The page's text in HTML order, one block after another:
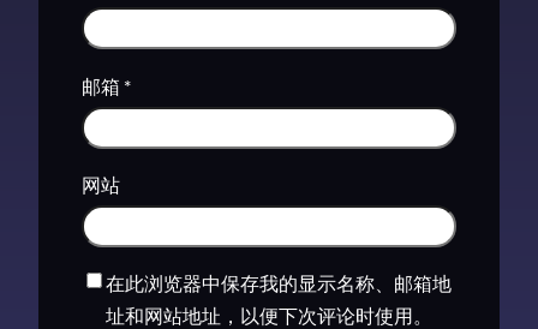
邮箱 *
网站
在此浏览器中保存我的显示名称、邮箱地
址和网站地址，以便下次评论时使用。